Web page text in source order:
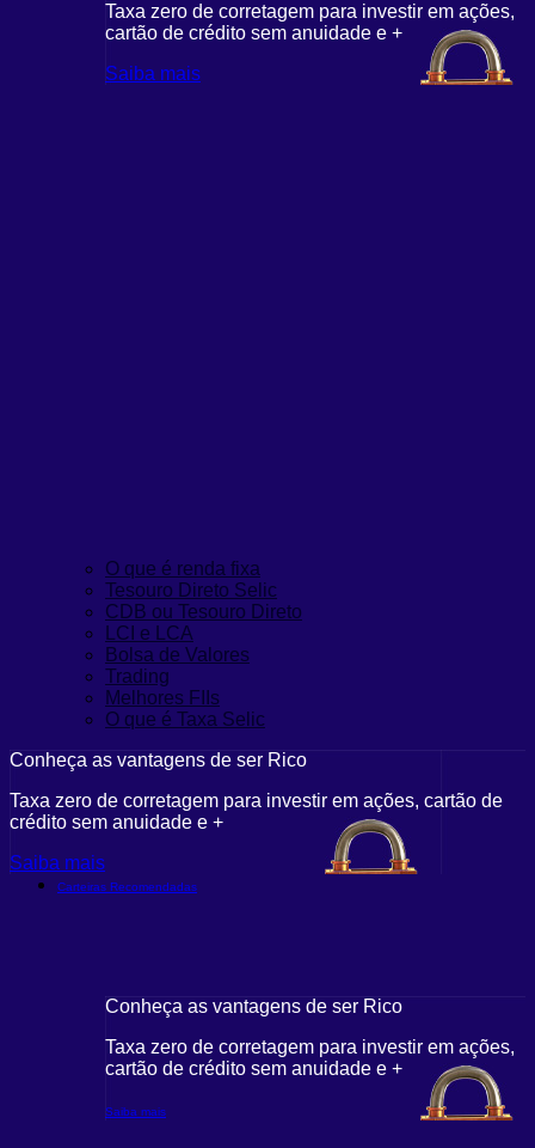
Taxa zero de corretagem para investir em ações,
cartão de crédito sem anuidade e +
Saiba mais
O que é renda fixa
Tesouro Direto Selic
CDB ou Tesouro Direto
LCI e LCA
Bolsa de Valores
Trading
Melhores FIIs
O que é Taxa Selic
Conheça as vantagens de ser Rico
Taxa zero de corretagem para investir em ações, cartão de
crédito sem anuidade e +
Saiba mais
Carteiras Recomendadas
Conheça as vantagens de ser Rico
Taxa zero de corretagem para investir em ações,
cartão de crédito sem anuidade e +
Saiba mais